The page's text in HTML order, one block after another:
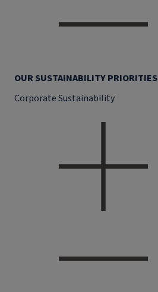
OUR SUSTAINABILITY PRIORITIES
Corporate Sustainability